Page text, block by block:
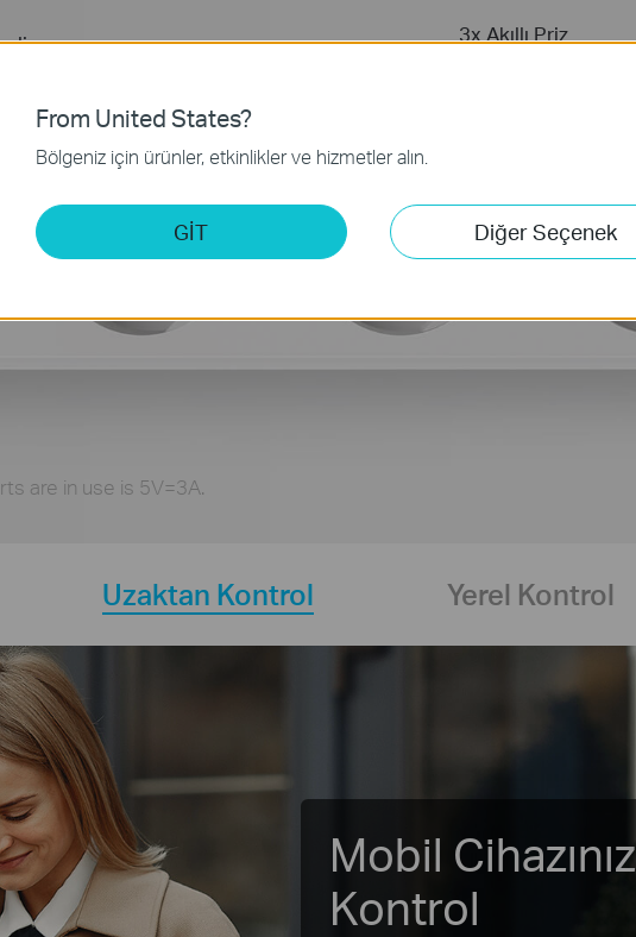
3x Akıllı Priz
are in use is 5V=3A.
Uzaktan Kontrol Yerel Kontrol
Mobil
Kontrol
From United States?
Bölgeniz için ürünler, etkinlikler ve hizmetler alın.
GİT Diğer Seçenek